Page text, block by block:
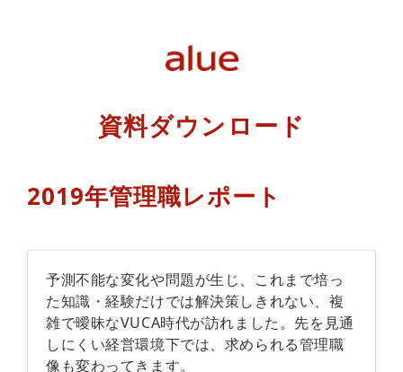
資料ダウンロード
2019年管理職レポート
予測不能な変化や問題が生じ、これまで培っ
た知識・経験だけでは解決策しきれない、複
雑で曖昧なVUCA時代が訪れました。先を見通
しにくい経営環境下では、求められる管理職
像も変わってきます。